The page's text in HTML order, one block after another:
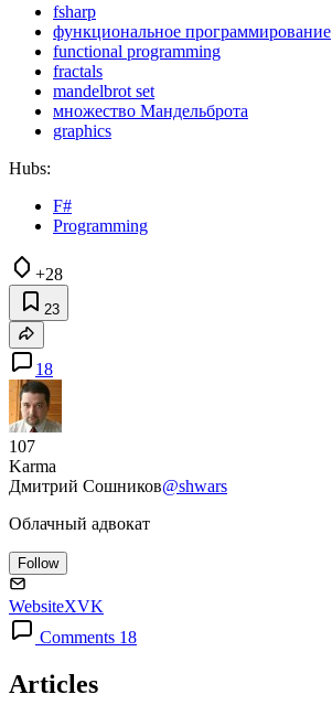
fsharp
функциональное программирование
functional programming
fractals
mandelbrot set
множество Мандельброта
graphics
Hubs:
F#
Programming
+28
23
18
107
Karma
Дмитрий Сошников@shwars
Облачный адвокат
Follow
WebsiteXVK
Comments 18
Articles